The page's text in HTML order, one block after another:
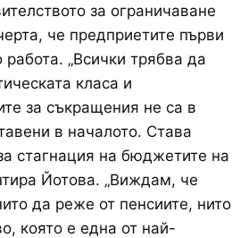
за ограничаване
че предприетите първи
„Всички трябва да
класа и
за съкращения не са в
в началото. Става
стагнация на бюджетите на
Йотова. „Виждам, че
да реже от пенсиите, нито
която е една от най-